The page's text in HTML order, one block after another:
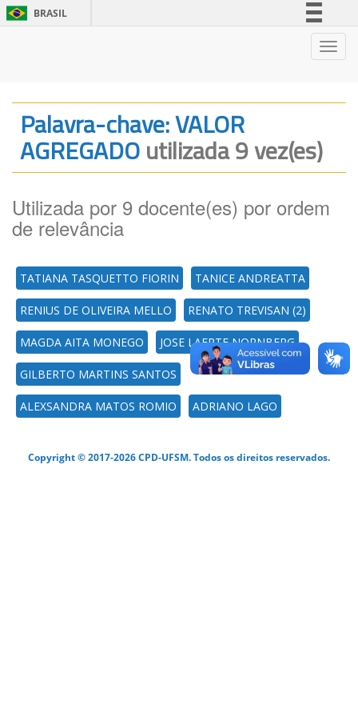
BRASIL
Legislação
Canais
Palavra-chave: VALOR
AGREGADOutilizada 9 vez(es)
Utilizada por 9 docente(es) por ordem
de relevância
TATIANA TASQUETTO FIORIN TANICE ANDREATTA
RENIUS DE OLIVEIRA MELLO RENATO TREVISAN (2)
MAGDA AITA MONEGO JOSE LAERTE NORNBERG
GILBERTO MARTINS SANTOS
ALEXSANDRA MATOS ROMIO ADRIANO LAGO
Copyright © 2017-2026 CPD-UFSM. Todos os direitos reservados.